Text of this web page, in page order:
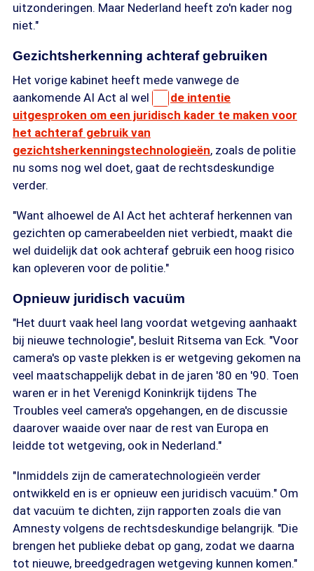
uitzonderingen. Maar Nederland heeft zo'n kader nog
niet."
Gezichtsherkenning achteraf gebruiken
Het vorige kabinet heeft mede vanwege de
aankomende AI Act al wel
de intentie
uitgesproken om een juridisch kader te maken voor
het achteraf gebruik van
gezichtsherkenningstechnologieën, zoals de politie
nu soms nog wel doet, gaat de rechtsdeskundige
verder.
"Want alhoewel de AI Act het achteraf herkennen van
gezichten op camerabeelden niet verbiedt, maakt die
wel duidelijk dat ook achteraf gebruik een hoog risico
kan opleveren voor de politie."
Opnieuw juridisch vacuüm
"Het duurt vaak heel lang voordat wetgeving aanhaakt
bij nieuwe technologie", besluit Ritsema van Eck. "Voor
camera's op vaste plekken is er wetgeving gekomen na
veel maatschappelijk debat in de jaren '80 en '90. Toen
waren er in het Verenigd Koninkrijk tijdens The
Troubles veel camera's opgehangen, en de discussie
daarover waaide over naar de rest van Europa en
leidde tot wetgeving, ook in Nederland."
"Inmiddels zijn de cameratechnologieën verder
ontwikkeld en is er opnieuw een juridisch vacuüm." Om
dat vacuüm te dichten, zijn rapporten zoals die van
Amnesty volgens de rechtsdeskundige belangrijk. "Die
brengen het publieke debat op gang, zodat we daarna
tot nieuwe, breedgedragen wetgeving kunnen komen."